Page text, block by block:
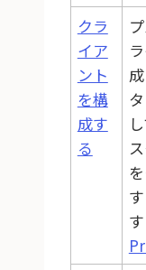
クラ
イア
ント
を構
成す
る